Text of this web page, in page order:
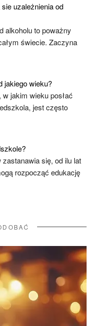
uzależnienia od
alkoholu to poważny
świecie. Zaczyna
jakiego wieku?
jakim wieku posłać
jest często
się, od ilu lat
rozpocząć edukację